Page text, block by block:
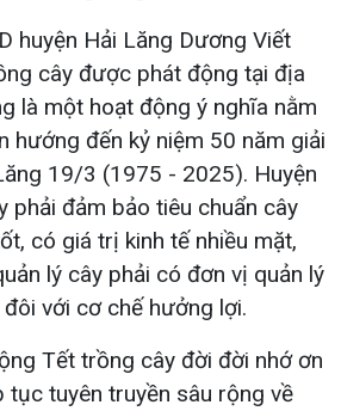
huyện Hải Lăng Dương Viết
cây được phát động tại địa
là một hoạt động ý nghĩa nằm
hướng đến kỷ niệm 50 năm giải
19/3 (1975 - 2025). Huyện
phải đảm bảo tiêu chuẩn cây
có giá trị kinh tế nhiều mặt,
lý cây phải có đơn vị quản lý
với cơ chế hưởng lợi.
Tết trồng cây đời đời nhớ ơn
tục tuyên truyền sâu rộng về